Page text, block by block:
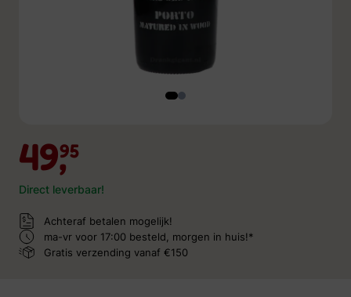
49,95
Direct leverbaar!
Achteraf betalen mogelijk!
ma-vr voor 17:00 besteld, morgen in huis!*
Gratis verzending vanaf €150